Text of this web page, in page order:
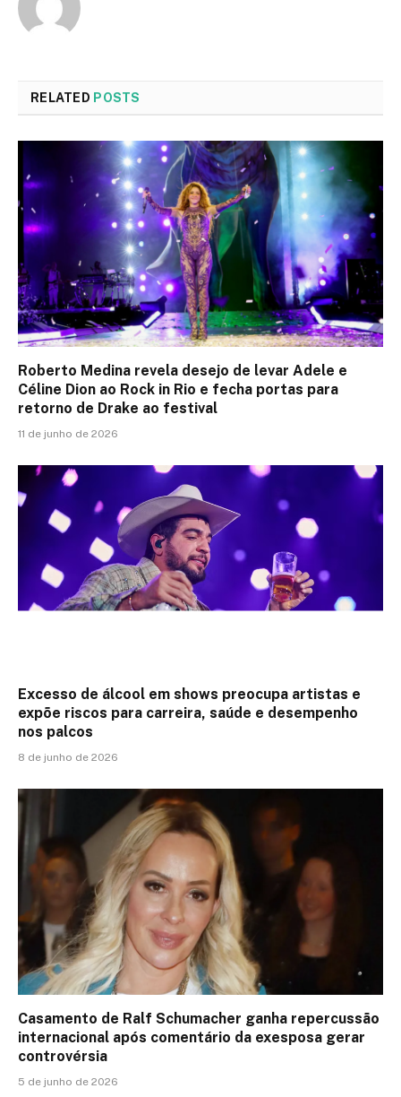
RELATED POSTS
Roberto Medina revela desejo de levar Adele e
Céline Dion ao Rock in Rio e fecha portas para
retorno de Drake ao festival
11 de junho de 2026
Excesso de álcool em shows preocupa artistas e
expõe riscos para carreira, saúde e desempenho
nos palcos
8 de junho de 2026
Casamento de Ralf Schumacher ganha repercussão
internacional após comentário da exesposa gerar
controvérsia
5 de junho de 2026